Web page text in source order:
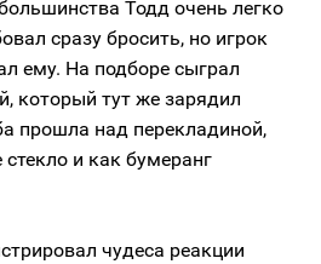
Тодд очень легко
сразу бросить, но игрок
ему. На подборе сыграл
который тут же зарядил
прошла над перекладиной,
и как бумеранг
чудеса реакции